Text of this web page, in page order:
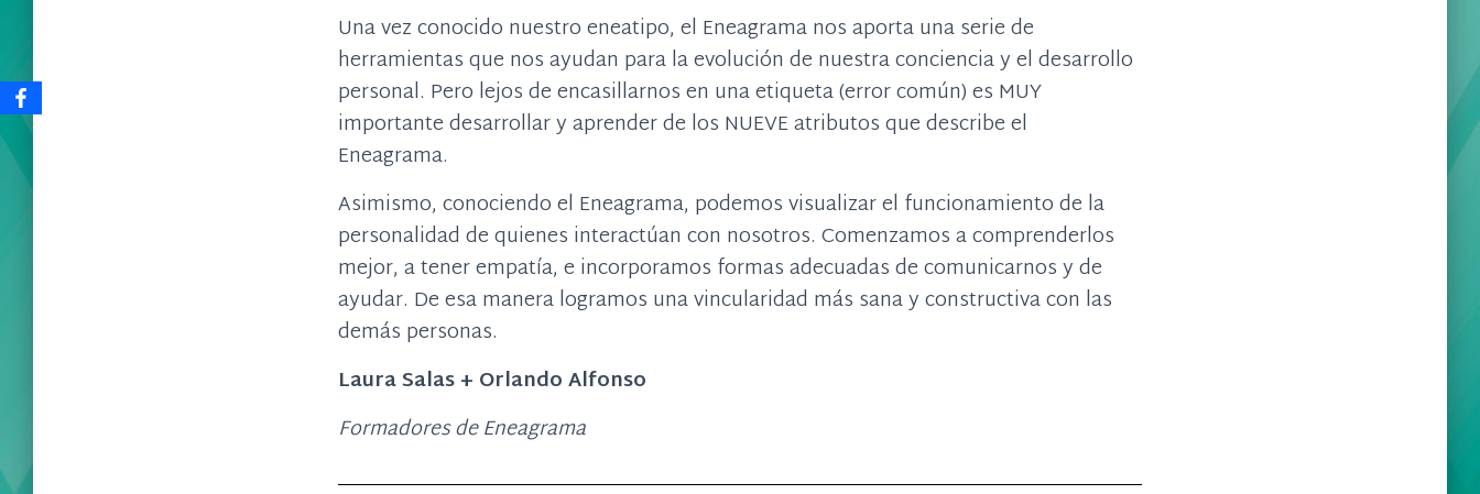
Una vez conocido nuestro eneatipo, el Eneagrama nos aporta una serie de
herramientas que nos ayudan para la evolución de nuestra conciencia y el desarrollo
personal. Pero lejos de encasillarnos en una etiqueta (error común) es MUY
importante desarrollar y aprender de los NUEVE atributos que describe el
Eneagrama.
Asimismo, conociendo el Eneagrama, podemos visualizar el funcionamiento de la
personalidad de quienes interactúan con nosotros. Comenzamos a comprenderlos
mejor, a tener empatía, e incorporamos formas adecuadas de comunicarnos y de
ayudar. De esa manera logramos una vincularidad más sana y constructiva con las
demás personas.
Laura Salas + Orlando Alfonso
Formadores de Eneagrama